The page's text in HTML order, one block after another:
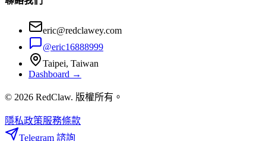
eric@redclawey.com
@eric16888999
Taipei, Taiwan
Dashboard →
© 2026 RedClaw. 版權所有。
隱私政策服務條款
Telegram 諮詢